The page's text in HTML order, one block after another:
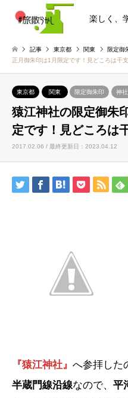
楽しく、
記事 東京都 関東 限定御
正月御朱印は1月限定です！見どころは干
東京都 関東 限定御朱印 神
猿江神社の限定御朱
定です！見どころは
2017.02.06 / 最終更新日：2023.04.12
『猿江神社』 へ参拝した
半蔵門線沿線なので、 平